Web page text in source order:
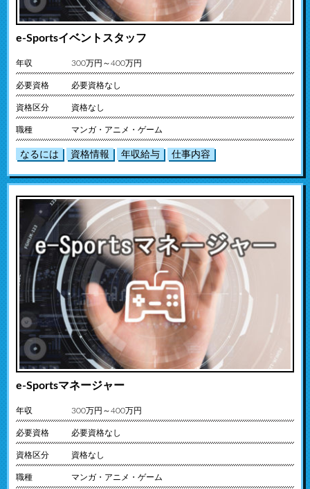
e-Sportsイベントスタッフ
年収 300万円～400万円
必要資格 必要資格なし
資格区分 資格なし
職種 マンガ・アニメ・ゲーム
なるには 資格情報 年収給与 仕事内容
e-Sportsマネージャー
年収 300万円～400万円
必要資格 必要資格なし
資格区分 資格なし
職種 マンガ・アニメ・ゲーム